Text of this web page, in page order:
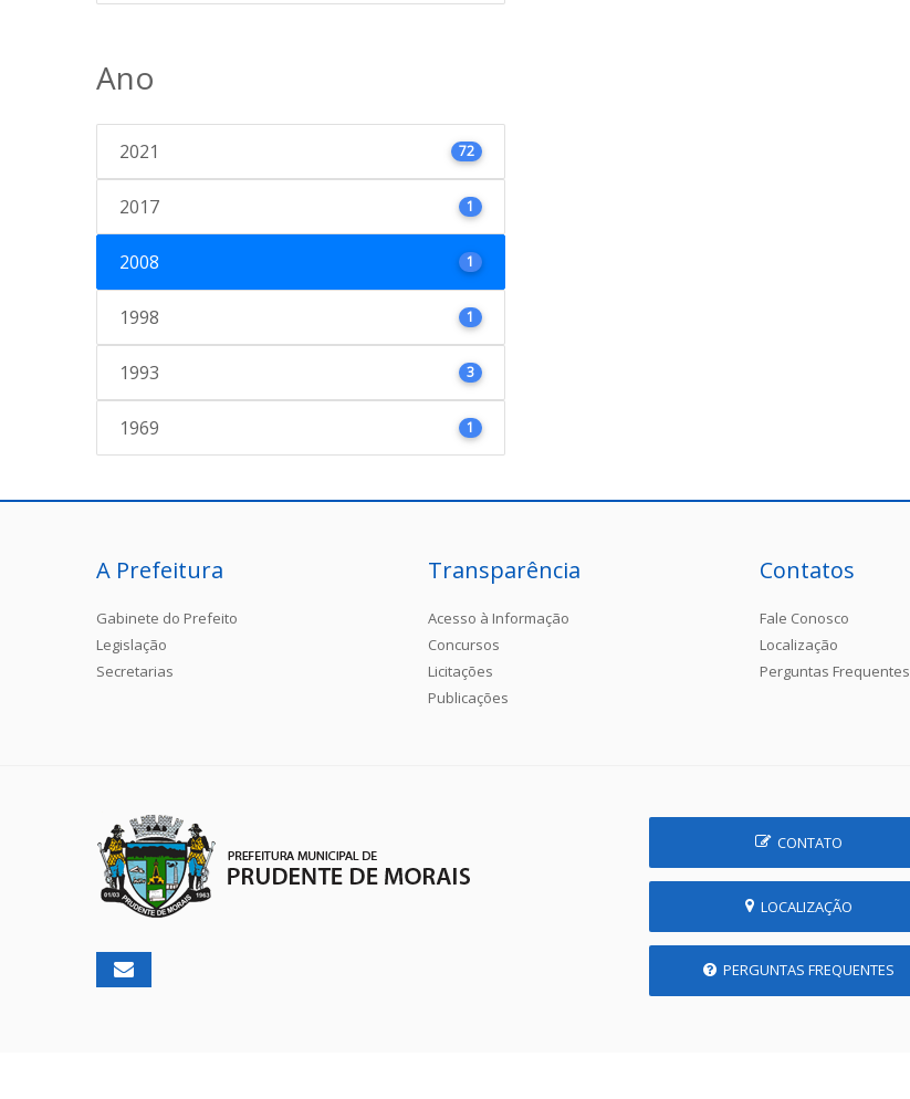
Ano
2021 72
2017 1
2008 1
1998 1
1993 3
1969 1
A Prefeitura
Gabinete do Prefeito
Legislação
Secretarias
Transparência
Acesso à Informação
Concursos
Licitações
Publicações
Contatos
Fale Conosco
Localização
Perguntas Frequentes
CONTATO
LOCALIZAÇÃO
PERGUNTAS FREQUENTES